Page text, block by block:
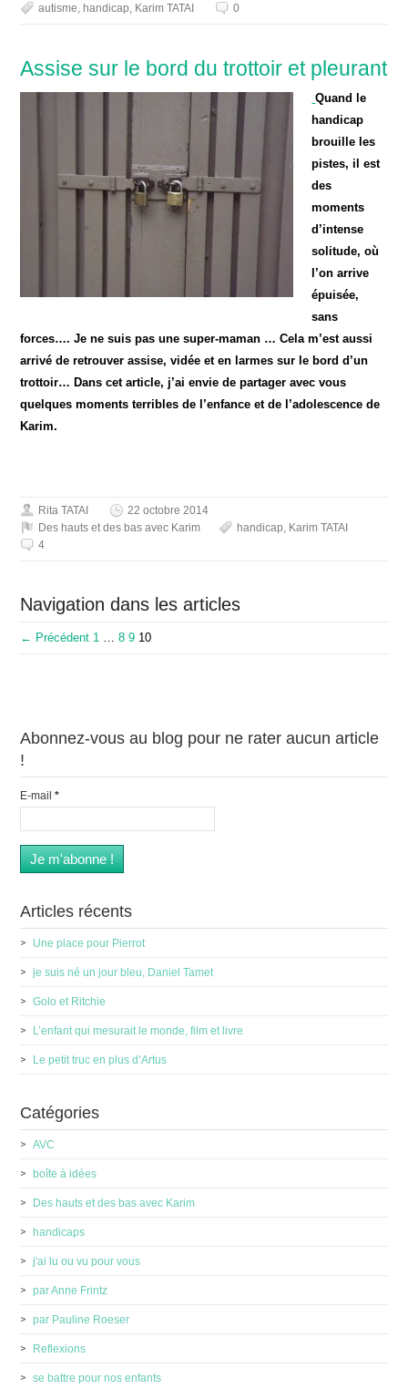
autisme, handicap, Karim TATAI 0
Assise sur le bord du trottoir et pleurant
Quand le
handicap
brouille les
pistes, il est
des
moments
d’intense
solitude, où
l’on arrive
épuisée,
sans
forces…. Je ne suis pas une super-maman … Cela m’est aussi
arrivé de retrouver assise, vidée et en larmes sur le bord d’un
trottoir… Dans cet article, j’ai envie de partager avec vous
quelques moments terribles de l’enfance et de l’adolescence de
Karim.
Rita TATAI
22 octobre 2014
Des hauts et des bas avec Karim
handicap, Karim TATAI
4
Navigation dans les articles
← Précédent 1 … 8 9 10
Abonnez-vous au blog pour ne rater aucun article
!
E-mail*
Articles récents
Une place pour Pierrot
je suis né un jour bleu, Daniel Tamet
Golo et Ritchie
L’enfant qui mesurait le monde, film et livre
Le petit truc en plus d’Artus
Catégories
AVC
boîte à idées
Des hauts et des bas avec Karim
handicaps
j'ai lu ou vu pour vous
par Anne Frintz
par Pauline Roeser
Reflexions
se battre pour nos enfants